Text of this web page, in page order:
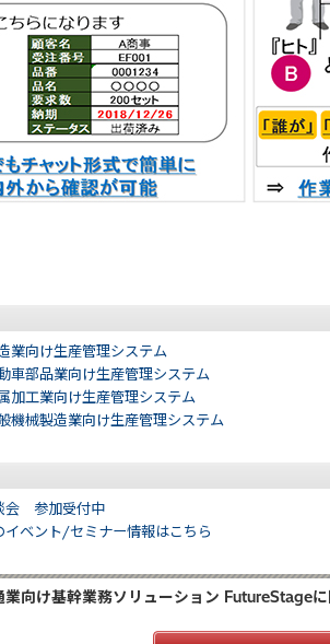
業向け生産管理システム
車部品業向け生産管理システム
加工業向け生産管理システム
機械製造業向け生産管理システム
会 参加受付中
イベント/セミナー情報はこちら
業向け基幹業務ソリューション FutureStage